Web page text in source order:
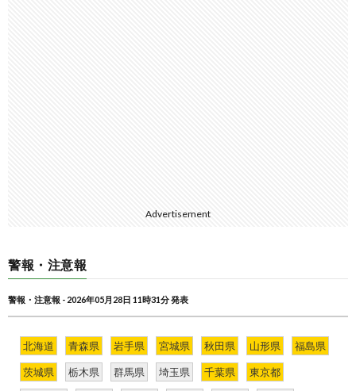
Advertisement
警報・注意報
警報・注意報 - 2026年05月28日 11時31分 発表
北海道 青森県 岩手県 宮城県 秋田県 山形県 福島県
茨城県 栃木県 群馬県 埼玉県 千葉県 東京都